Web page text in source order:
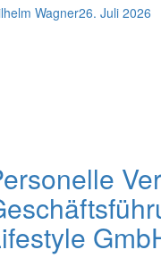
Wagner26. Juli 2026